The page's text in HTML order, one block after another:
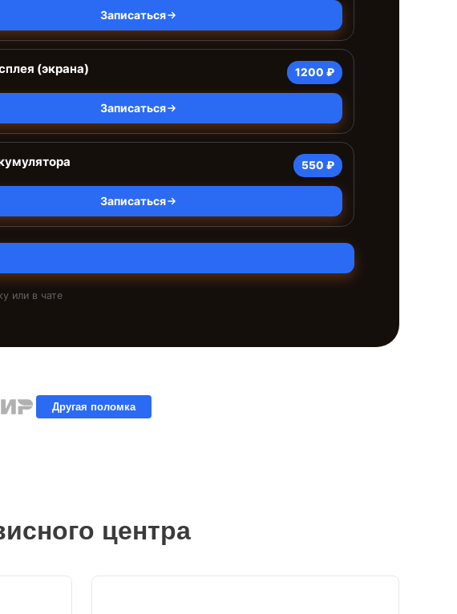
Записаться
(экрана) 1200 ₽
Записаться
550 ₽
Записаться
или в чате
Другая поломка
центра